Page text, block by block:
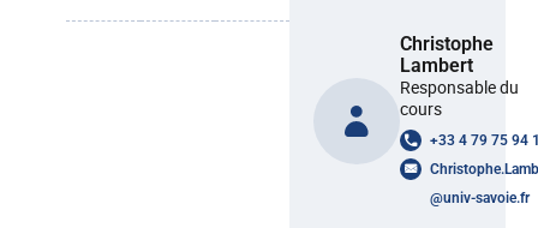
Christophe
Lambert
Responsable du
cours
+33 4 79 75 94
@univ-savoie.fr